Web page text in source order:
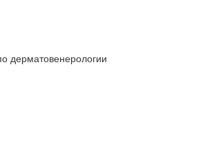
дерматовенерологии